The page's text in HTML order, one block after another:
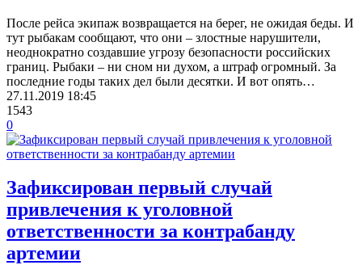
После рейса экипаж возвращается на берег, не ожидая беды. И
тут рыбакам сообщают, что они – злостные нарушители,
неоднократно создавшие угрозу безопасности российских
границ. Рыбаки – ни сном ни духом, а штраф огромный. За
последние годы таких дел были десятки. И вот опять…
27.11.2019 18:45
1543
0
Зафиксирован первый случай
привлечения к уголовной
ответственности за контрабанду
артемии